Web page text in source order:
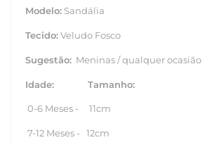
Modelo: Sandália
Tecido:Veludo Fosco
Sugestão: Meninas / qualquer ocasião
Idade: Tamanho:
0-6 Meses - 11cm
7-12 Meses - 12cm